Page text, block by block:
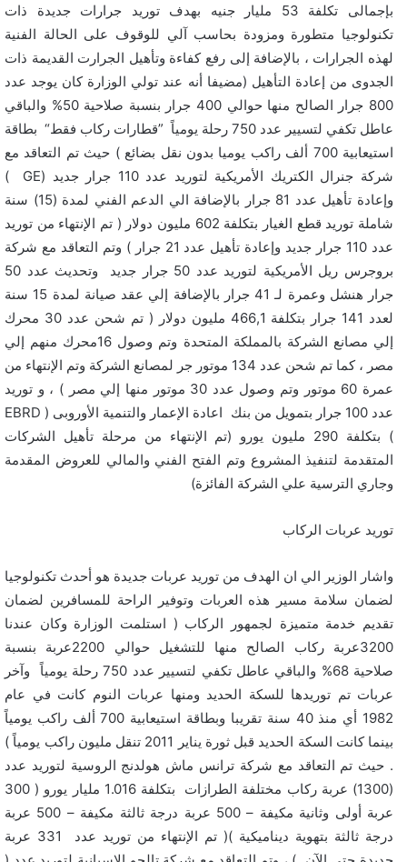
بإجمالى تكلفة 53 مليار جنيه بهدف توريد جرارات جديدة ذات
تكنولوجيا متطورة ومزودة بحاسب آلي للوقوف على الحالة الفنية
لهذه الجرارات ، بالإضافة إلى رفع كفاءة وتأهيل الجرارت القديمة ذات
الجدوى من إعادة التأهيل (مضيفا أنه عند تولي الوزارة كان يوجد عدد
800 جرار الصالح منها حوالي 400 جرار بنسبة صلاحية 50% والباقي
عاطل تكفي لتسيير عدد 750 رحلة يومياً ”قطارات ركاب فقط“ بطاقة
استيعابية 700 ألف راكب يوميا بدون نقل بضائع ) حيث تم التعاقد مع
شركة جنرال الكتريك الأمريكية لتوريد عدد 110 جرار جديد (GE )
وإعادة تأهيل عدد 81 جرار بالإضافة الي الدعم الفني لمدة (15) سنة
شاملة توريد قطع الغيار بتكلفة 602 مليون دولار ( تم الإنتهاء من توريد
عدد 110 جرار جديد وإعادة تأهيل عدد 21 جرار ) وتم التعاقد مع شركة
بروجرس ريل الأمريكية لتوريد عدد 50 جرار جديد وتحديث عدد 50
جرار هنشل وعمرة لـ 41 جرار بالإضافة إلي عقد صيانة لمدة 15 سنة
لعدد 141 جرار بتكلفة 466,1 مليون دولار ( تم شحن عدد 30 محرك
إلي مصانع الشركة بالمملكة المتحدة وتم وصول 16محرك منهم إلي
مصر ، كما تم شحن عدد 134 موتور جر لمصانع الشركة وتم الإنتهاء من
عمرة 60 موتور وتم وصول عدد 30 موتور منها إلي مصر ) ، و توريد
عدد 100 جرار بتمويل من بنك اعادة الإعمار والتنمية الأوروبى ( EBRD
) بتكلفة 290 مليون يورو (تم الإنتهاء من مرحلة تأهيل الشركات
المتقدمة لتنفيذ المشروع وتم الفتح الفني والمالي للعروض المقدمة
وجاري الترسية علي الشركة الفائزة)
توريد عربات الركاب
واشار الوزير الي ان الهدف من توريد عربات جديدة هو أحدث تكنولوجيا
لضمان سلامة مسير هذه العربات وتوفير الراحة للمسافرين لضمان
تقديم خدمة متميزة لجمهور الركاب ( استلمت الوزارة وكان عندنا
3200عربة ركاب الصالح منها للتشغيل حوالي 2200عربة بنسبة
صلاحية 68% والباقي عاطل تكفي لتسيير عدد 750 رحلة يومياً وآخر
عربات تم توريدها للسكة الحديد ومنها عربات النوم كانت في عام
1982 أي منذ 40 سنة تقريبا وبطاقة استيعابية 700 ألف راكب يومياً
بينما كانت السكة الحديد قبل ثورة يناير 2011 تنقل مليون راكب يومياً )
. حيث تم التعاقد مع شركة ترانس ماش هولدنج الروسية لتوريد عدد
(1300) عربة ركاب مختلفة الطرازات بتكلفة 1.016 مليار يورو ( 300
عربة أولى وثانية مكيفة – 500 عربة درجة ثالثة مكيفة – 500 عربة
درجة ثالثة بتهوية ديناميكية )( تم الإنتهاء من توريد عدد 331 عربة